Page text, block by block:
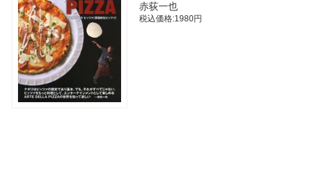
赤荻一也
税込価格:1980円